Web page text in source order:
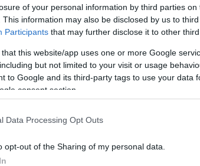
of your personal information by third parties on
This information may also be disclosed by us to
Participants that may further disclose it to other third
that this website/app uses one or more Google
but not limited to your visit or usage
to Google and its third-party tags to use your data
consent section.
Data Processing Opt Outs
opt-out of the Sharing of my personal data.